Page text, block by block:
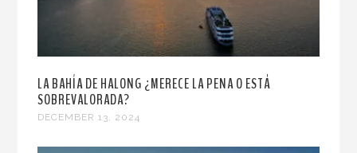
LA BAHÍA DE HALONG ¿MERECE LA PENA O ESTÁ
SOBREVALORADA?
DECEMBER 13, 2024